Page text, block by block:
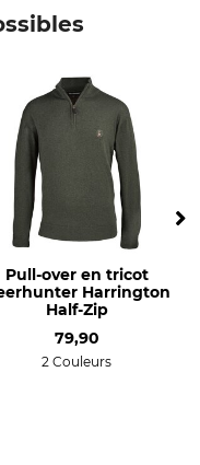
de couleur 40 °C
sécher au sèche-linge
professionnel des
nettoyer à sec
Pull-over en tricot
Harrington
Half-Zip
79,90
2 Couleurs